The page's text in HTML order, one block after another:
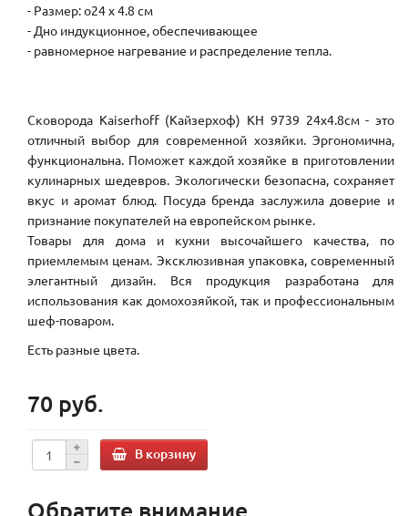
- Размер: o24 х 4.8 см
- Дно индукционное, обеспечивающее
- равномерное нагревание и распределение тепла.
Сковорода Kaiserhoff (Кайзерхоф) KH 9739 24х4.8см - это
отличный выбор для современной хозяйки. Эргономична,
функциональна. Поможет каждой хозяйке в приготовлении
кулинарных шедевров. Экологически безопасна, сохраняет
вкус и аромат блюд. Посуда бренда заслужила доверие и
признание покупателей на европейском рынке.
Товары для дома и кухни высочайшего качества, по
приемлемым ценам. Эксклюзивная упаковка, современный
элегантный дизайн. Вся продукция разработана для
использования как домохозяйкой, так и профессиональным
шеф-поваром.
Есть разные цвета.
70 руб.
В корзину
Обратите внимание